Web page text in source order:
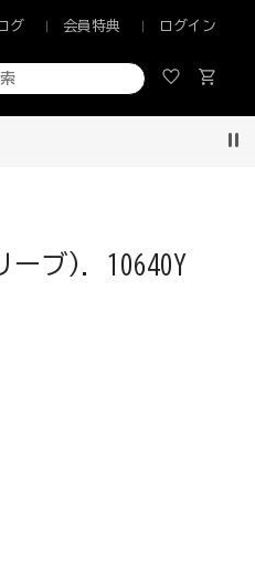
グ 会員特典 ログイン
ーブ). 10640Y